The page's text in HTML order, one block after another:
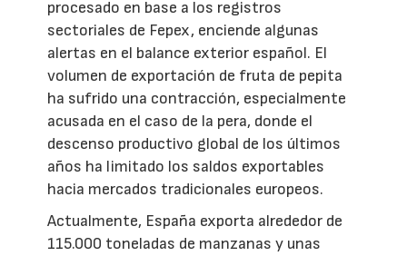
procesado en base a los registros
sectoriales de Fepex, enciende algunas
alertas en el balance exterior español. El
volumen de exportación de fruta de pepita
ha sufrido una contracción, especialmente
acusada en el caso de la pera, donde el
descenso productivo global de los últimos
años ha limitado los saldos exportables
hacia mercados tradicionales europeos.
Actualmente, España exporta alrededor de
115.000 toneladas de manzanas y unas